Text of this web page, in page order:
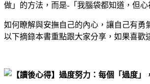
做」的方法，而是-「我腦袋都知道，但心
如何瞭解與安撫自己的內心，讓自己有
以下摘錄本書重點跟大家分享，如果喜歡